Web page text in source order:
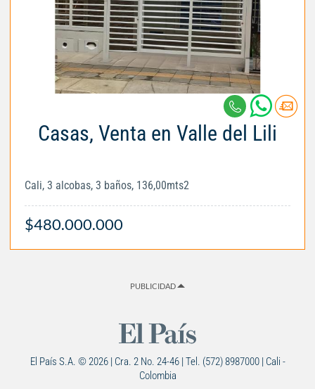
Casas, Venta en Valle del Lili
Cali, 3 alcobas, 3 baños, 136,00mts2
$480.000.000
PUBLICIDAD
El País S.A. © 2026 | Cra. 2 No. 24-46 | Tel. (572) 8987000 | Cali -
Colombia